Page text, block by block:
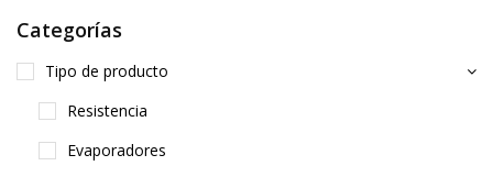
Categorías
Tipo de producto
Resistencia
Evaporadores